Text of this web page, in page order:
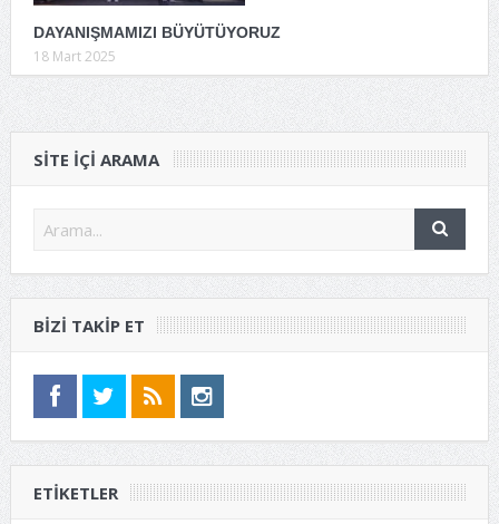
DAYANIŞMAMIZI BÜYÜTÜYORUZ
18 Mart 2025
SITE IÇI ARAMA
BIZI TAKIP ET
ETIKETLER